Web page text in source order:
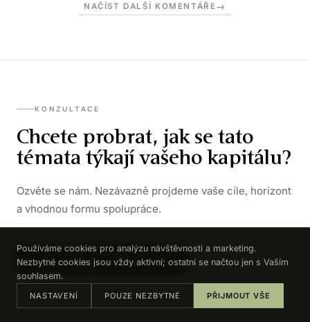
NAČÍST DALŠÍ KOMENTÁŘE→
KONZULTACE
Chcete probrat, jak se tato
témata týkají vašeho kapitálu?
Ozvěte se nám. Nezávazně projdeme vaše cíle, horizont
a vhodnou formu spolupráce.
DOMLUVIT KONZULTACI →
Používáme cookies pro analýzu návštěvnosti a marketing.
Nezbytné cookies jsou vždy aktivní; ostatní se načtou jen s Vaším
souhlasem.
NASTAVENÍ POUZE NEZBYTNÉ PŘIJMOUT VŠE